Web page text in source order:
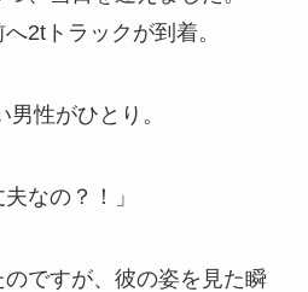
2tトラックが到着。
性がひとり。
なの？！」
ですが、彼の姿を見た瞬